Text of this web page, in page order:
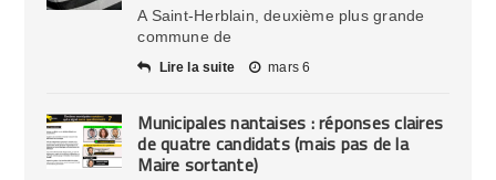
A Saint-Herblain, deuxième plus grande
commune de
Lire la suite mars 6
Municipales nantaises : réponses claires
de quatre candidats (mais pas de la
Maire sortante)